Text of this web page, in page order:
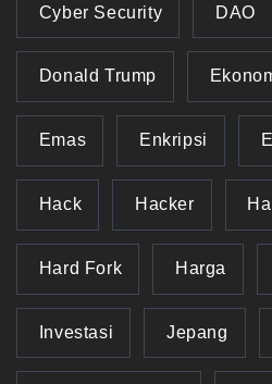
Cyber Security DAO
Donald Trump
Emas Enkripsi
Hack Hacker
Hard Fork Harga
Investasi Jepang